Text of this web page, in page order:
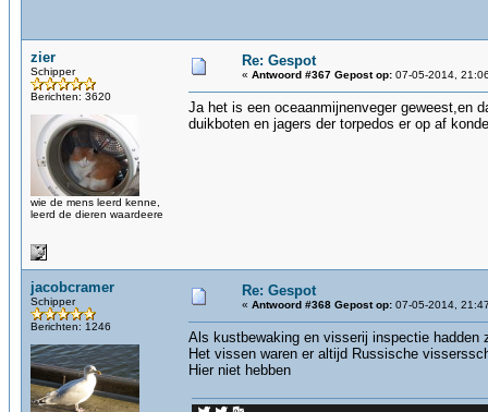
zier
Schipper
Berichten: 3620
wie de mens leerd kenne,
leerd de dieren waardeere
Re: Gespot
« Antwoord #367 Gepost op: 07-05-2014,
Ja het is een oceaanmijnenveger geweest,en
duikboten en jagers der torpedos er op af
jacobcramer
Schipper
Berichten: 1246
Re: Gespot
« Antwoord #368 Gepost op: 07-05-2014,
Als kustbewaking en visserij inspectie
Het vissen waren er altijd Russische
Hier niet hebben